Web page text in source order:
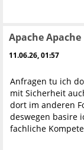
Apache Apache
11.06.26, 01:57
Anfragen tu ich
mit Sicherheit
dort im anderen
deswegen basire
fachliche